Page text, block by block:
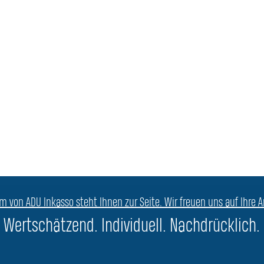
von ADU Inkasso steht Ihnen zur Seite. Wir freuen uns auf Ihre
Wertschätzend. Individuell. Nachdrücklich.